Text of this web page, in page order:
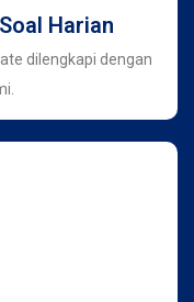
Harian
dilengkapi dengan